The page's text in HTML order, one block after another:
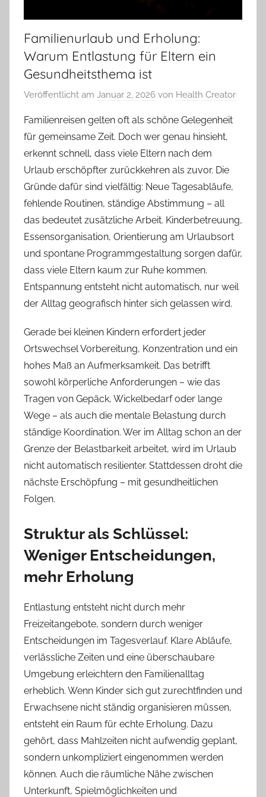
Familienurlaub und Erholung:
Warum Entlastung für Eltern ein
Gesundheitsthema ist
Veröffentlicht am Januar 2, 2026 von Health Creator
Familienreisen gelten oft als schöne Gelegenheit
für gemeinsame Zeit. Doch wer genau hinsieht,
erkennt schnell, dass viele Eltern nach dem
Urlaub erschöpfter zurückkehren als zuvor. Die
Gründe dafür sind vielfältig: Neue Tagesabläufe,
fehlende Routinen, ständige Abstimmung – all
das bedeutet zusätzliche Arbeit. Kinderbetreuung,
Essensorganisation, Orientierung am Urlaubsort
und spontane Programmgestaltung sorgen dafür,
dass viele Eltern kaum zur Ruhe kommen.
Entspannung entsteht nicht automatisch, nur weil
der Alltag geografisch hinter sich gelassen wird.
Gerade bei kleinen Kindern erfordert jeder
Ortswechsel Vorbereitung, Konzentration und ein
hohes Maß an Aufmerksamkeit. Das betrifft
sowohl körperliche Anforderungen – wie das
Tragen von Gepäck, Wickelbedarf oder lange
Wege – als auch die mentale Belastung durch
ständige Koordination. Wer im Alltag schon an der
Grenze der Belastbarkeit arbeitet, wird im Urlaub
nicht automatisch resilienter. Stattdessen droht die
nächste Erschöpfung – mit gesundheitlichen
Folgen.
Struktur als Schlüssel:
Weniger Entscheidungen,
mehr Erholung
Entlastung entsteht nicht durch mehr
Freizeitangebote, sondern durch weniger
Entscheidungen im Tagesverlauf. Klare Abläufe,
verlässliche Zeiten und eine überschaubare
Umgebung erleichtern den Familienalltag
erheblich. Wenn Kinder sich gut zurechtfinden und
Erwachsene nicht ständig organisieren müssen,
entsteht ein Raum für echte Erholung. Dazu
gehört, dass Mahlzeiten nicht aufwendig geplant,
sondern unkompliziert eingenommen werden
können. Auch die räumliche Nähe zwischen
Unterkunft, Spielmöglichkeiten und